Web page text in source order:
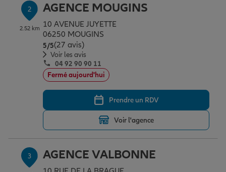
Investissements immobiliers
Transmission
Changer de voiture
Départ à la retraite
Préparer l’avenir
Assurance auto
Assurance habitation
Le Pack Famille
Garantie des accidents de la vie
Assurance scolaire
Professionnels
Allianz en France
2
2.52 km
AGENCE MOUGINS
10 AVENUE JUYETTE
06250 MOUGINS
5/5Note de 5 sur 5
(27 avis)
Voir les avis
04 92 90 90 11
Fermé aujourd'hui
Prendre un RDV
Voir l'agence
3 AGENCE VALBONNE